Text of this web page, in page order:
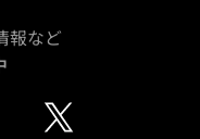
報など